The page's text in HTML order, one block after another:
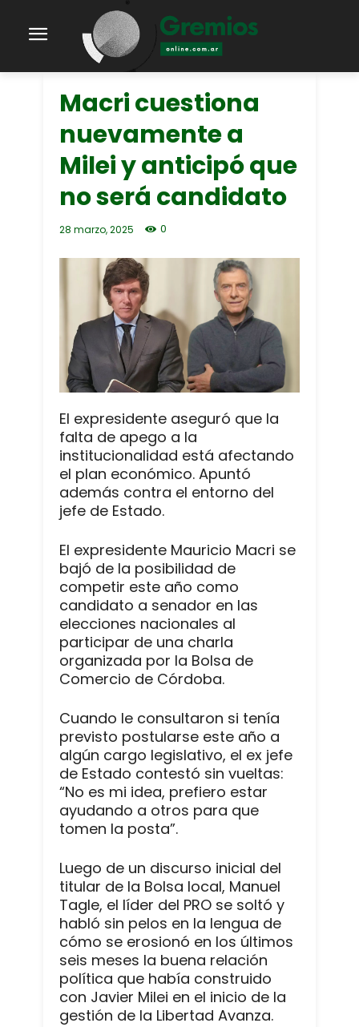
Macri cuestiona
nuevamente a
Milei y anticipó que
no será candidato
28 marzo, 2025 0
El expresidente aseguró que la
falta de apego a la
institucionalidad está afectando
el plan económico. Apuntó
además contra el entorno del
jefe de Estado.
El expresidente Mauricio Macri se
bajó de la posibilidad de
competir este año como
candidato a senador en las
elecciones nacionales al
participar de una charla
organizada por la Bolsa de
Comercio de Córdoba.
Cuando le consultaron si tenía
previsto postularse este año a
algún cargo legislativo, el ex jefe
de Estado contestó sin vueltas:
“No es mi idea, prefiero estar
ayudando a otros para que
tomen la posta”.
Luego de un discurso inicial del
titular de la Bolsa local, Manuel
Tagle, el líder del PRO se soltó y
habló sin pelos en la lengua de
cómo se erosionó en los últimos
seis meses la buena relación
política que había construido
con Javier Milei en el inicio de la
gestión de la Libertad Avanza.